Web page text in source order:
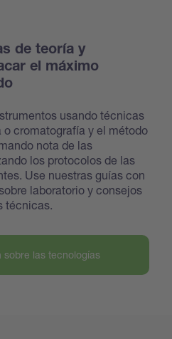
de teoría y
el máximo
usando técnicas
cromatografía y el método
nota de las
los protocolos de las
Use nuestras guías con
laboratorio y consejos
técnicas.
sobre las tecnologías